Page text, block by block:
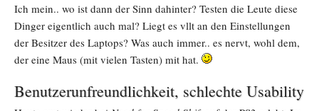
Ich mein.. wo ist dann der Sinn dahinter? Testen die Leute diese
Dinger eigentlich auch mal? Liegt es vllt an den Einstellungen
der Besitzer des Laptops? Was auch immer.. es nervt, wohl dem,
der eine Maus (mit vielen Tasten) mit hat.
Benutzerunfreundlichkeit, schlechte Usability